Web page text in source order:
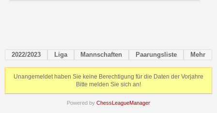
2022/2023 Liga Mannschaften Paarungsliste Mehr
Unangemeldet haben Sie keine Berechtigung für die Daten der Vorjahre
Bitte melden Sie sich an!
Powered by ChessLeagueManager